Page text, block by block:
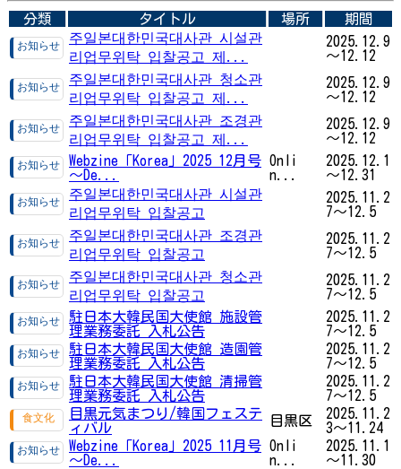
分類 タイトル 場所
期間
주일본대한민국대사관 시설관
리업무위탁 입찰공고 제...
2025.12.9
～12.12
주일본대한민국대사관 청소관
리업무위탁 입찰공고 제...
2025.12.9
～12.12
주일본대한민국대사관 조경관
리업무위탁 입찰공고 제...
2025.12.9
～12.12
Webzine「Korea」2025 12月号
～De...
Onli
n...
2025.12.1
～12.31
주일본대한민국대사관 시설관
리업무위탁 입찰공고
2025.11.2
7～12.5
주일본대한민국대사관 조경관
리업무위탁 입찰공고
2025.11.2
7～12.5
주일본대한민국대사관 청소관
리업무위탁 입찰공고
2025.11.2
7～12.5
駐日本大韓民国大使館 施設管
理業務委託 入札公告
2025.11.2
7～12.5
駐日本大韓民国大使館 造園管
理業務委託 入札公告
2025.11.2
7～12.5
駐日本大韓民国大使館 清掃管
理業務委託 入札公告
2025.11.2
7～12.5
目黒元気まつり/韓国フェステ
ィバル
目黒区
2025.11.2
3～11.24
Webzine「Korea」2025 11月号
～De...
Onli
n...
2025.11.1
～11.30